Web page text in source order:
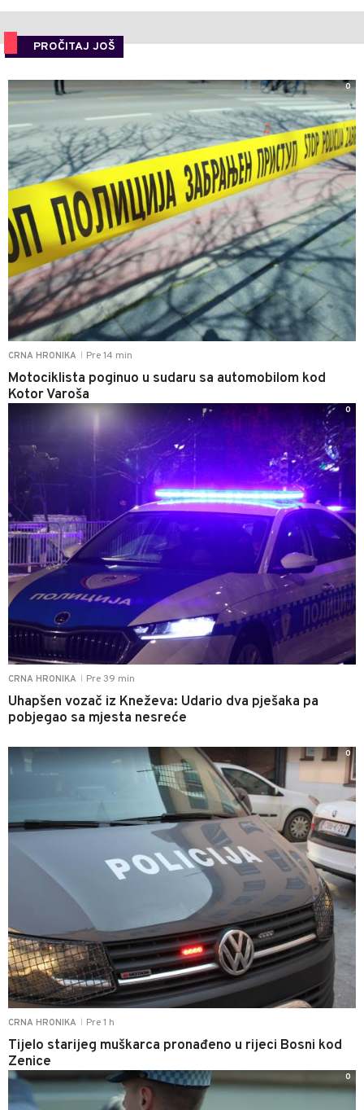
PROČITAJ JOŠ
CRNA HRONIKA Pre 14 min
Motociklista poginuo u sudaru sa automobilom kod
Kotor Varoša
0
CRNA HRONIKA Pre 39 min
Uhapšen vozač iz Kneževa: Udario dva pješaka pa
pobjegao sa mjesta nesreće
0
CRNA HRONIKA Pre 1 h
Tijelo starijeg muškarca pronađeno u rijeci Bosni kod
Zenice
0
0